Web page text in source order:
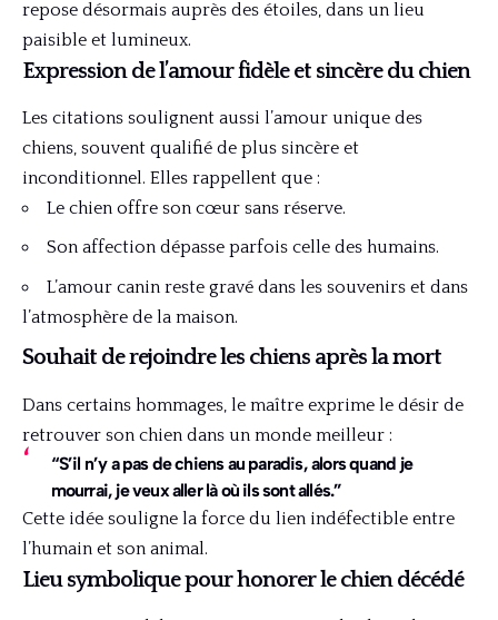
repose désormais auprès des étoiles, dans un lieu
paisible et lumineux.
Expression de l’amour fidèle et sincère du chien
Les citations soulignent aussi l’amour unique des
chiens, souvent qualifié de plus sincère et
inconditionnel. Elles rappellent que :
Le chien offre son cœur sans réserve.
Son affection dépasse parfois celle des humains.
L’amour canin reste gravé dans les souvenirs et dans
l’atmosphère de la maison.
Souhait de rejoindre les chiens après la mort
Dans certains hommages, le maître exprime le désir de
retrouver son chien dans un monde meilleur :
“S’il n’y a pas de chiens au paradis, alors quand je
mourrai, je veux aller là où ils sont allés.”
Cette idée souligne la force du lien indéfectible entre
l’humain et son animal.
Lieu symbolique pour honorer le chien décédé